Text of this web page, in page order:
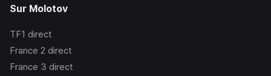
Sur Molotov
TF1 direct
France 2 direct
France 3 direct